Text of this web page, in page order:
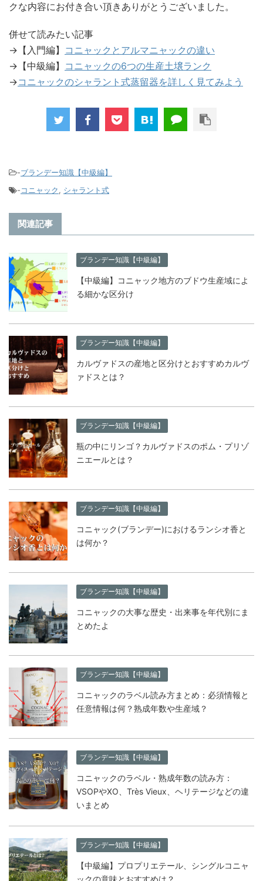
クな内容にお付き合い頂きありがとうございました。
併せて読みたい記事
→【入門編】 コニャックとアルマニャックの違い
→【中級編】 コニャックの6つの生産土壌ランク
→コニャックのシャラント式蒸留器を詳しく見てみよう
-ブランデー知識【中級編】
-コニャック, シャラント式
関連記事
ブランデー知識【中級編】
【中級編】コニャック地方のブドウ生産域によ
る細かな区分け
ブランデー知識【中級編】
カルヴァドスの産地と区分けとおすすめカルヴ
ァドスとは？
ブランデー知識【中級編】
瓶の中にリンゴ？カルヴァドスのポム・プリゾ
ニエールとは？
ブランデー知識【中級編】
コニャック(ブランデー)におけるランシオ香と
は何か？
ブランデー知識【中級編】
コニャックの大事な歴史・出来事を年代別にま
とめたよ
ブランデー知識【中級編】
コニャックのラベル読み方まとめ：必須情報と
任意情報は何？熟成年数や生産域？
ブランデー知識【中級編】
コニャックのラベル・熟成年数の読み方：
VSOPやXO、Très Vieux、ヘリテージなどの違
いまとめ
ブランデー知識【中級編】
【中級編】プロプリエテール、シングルコニャ
ックの意味とおすすめは？